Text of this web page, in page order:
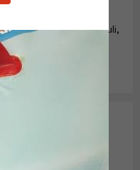
video, kde jsme shrnuli,
sklolaminátu.
naší nabídce